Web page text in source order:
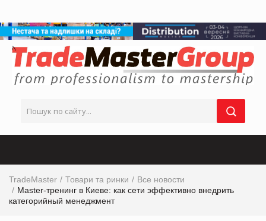
TradeMaster Товари та ринки
Все новости
Master-тренинг в Киеве: как сети эффективно внедрить
категорийный менеджмент